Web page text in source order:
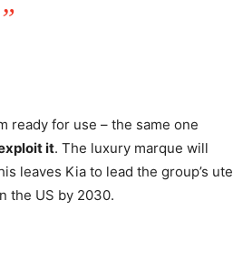
ready for use – the same one
it. The luxury marque will
leaves Kia to lead the group’s ute
the US by 2030.